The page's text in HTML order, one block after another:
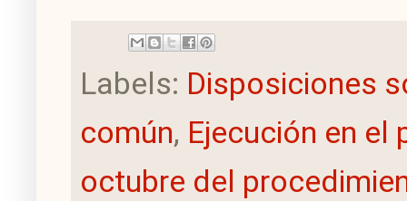
Labels: Disposiciones
común, Ejecución en el
octubre del